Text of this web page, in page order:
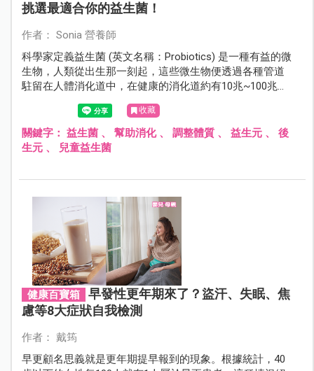
挑選最適合你的益生菌！
作者： Sonia 營養師
科學家定義益生菌 (英文名稱：Probiotics) 是一種有益的微
生物，人類從出生那一刻起，這些微生物便透過各種管道
駐留在人體消化道中，在健康的消化道約有10兆~100兆的
數量，可以通過保健食品或發酵食物攝取，有幫助消化、
提升保護力或產生維生素的好處。
收藏
關鍵字： 益生菌、 幫助消化、 調整體質、 益生元、 後
生元、 兒童益生菌
健康百寶箱
早發性更年期來了？盜汗、失眠、焦
慮等8大症狀自我檢測
作者： 戴筠
早更顧名思義就是更年期提早報到的現象。根據統計，40